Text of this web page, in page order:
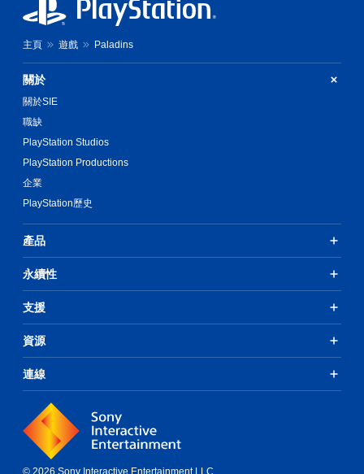
主頁 遊戲 Paladins
關於
關於SIE
職缺
PlayStation Studios
PlayStation Productions
企業
PlayStation歷史
產品
永續性
支援
資源
連線
© 2026 Sony Interactive Entertainment LLC